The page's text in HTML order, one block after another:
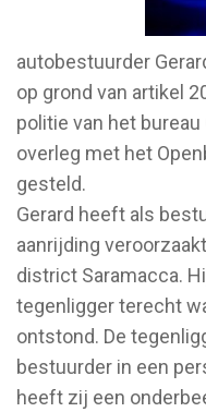
autobestuurder
op grond van artikel
politie van het
overleg met het
gesteld.
Gerard heeft als
aanrijding
district Saramacca.
tegenligger terecht
ontstond. De
bestuurder in een
heeft zij een